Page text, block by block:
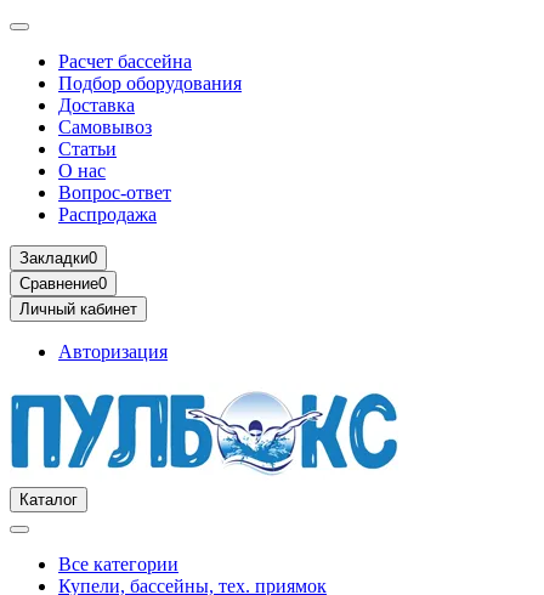
Расчет бассейна
Подбор оборудования
Доставка
Самовывоз
Статьи
О нас
Вопрос-ответ
Распродажа
Закладки0
Сравнение0
Личный кабинет
Авторизация
Каталог
Все категории
Купели, бассейны, тех. приямок